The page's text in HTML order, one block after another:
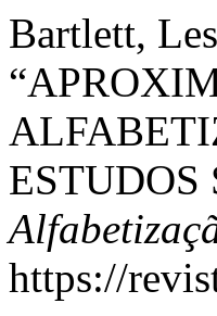
Bartlett,
https://